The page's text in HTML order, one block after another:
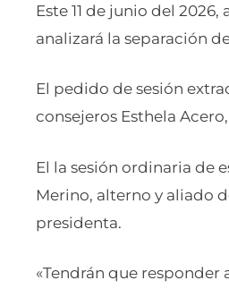
Este 11 de junio del
analizará la separación
El pedido de sesión
consejeros Esthela
El la sesión ordinaria de
Merino, alterno y aliado
presidenta.
«Tendrán que